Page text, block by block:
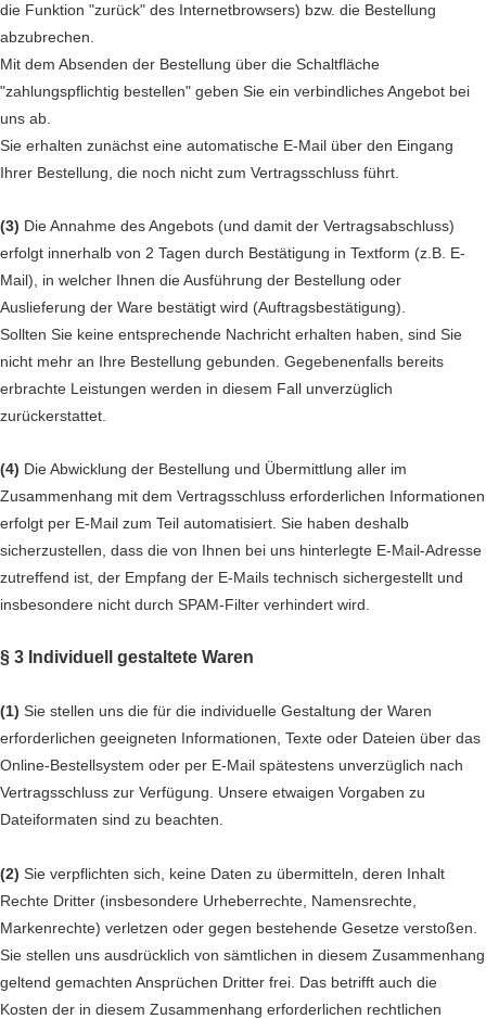
die Funktion "zurück" des Internetbrowsers) bzw. die Bestellung
abzubrechen.
Mit dem Absenden der Bestellung über die Schaltfläche
"zahlungspflichtig bestellen" geben Sie ein verbindliches Angebot bei
uns ab.
Sie erhalten zunächst eine automatische E-Mail über den Eingang
Ihrer Bestellung, die noch nicht zum Vertragsschluss führt.
(3) Die Annahme des Angebots (und damit der Vertragsabschluss)
erfolgt innerhalb von 2 Tagen durch Bestätigung in Textform (z.B. E-
Mail), in welcher Ihnen die Ausführung der Bestellung oder
Auslieferung der Ware bestätigt wird (Auftragsbestätigung).
Sollten Sie keine entsprechende Nachricht erhalten haben, sind Sie
nicht mehr an Ihre Bestellung gebunden. Gegebenenfalls bereits
erbrachte Leistungen werden in diesem Fall unverzüglich
zurückerstattet.
(4) Die Abwicklung der Bestellung und Übermittlung aller im
Zusammenhang mit dem Vertragsschluss erforderlichen Informationen
erfolgt per E-Mail zum Teil automatisiert. Sie haben deshalb
sicherzustellen, dass die von Ihnen bei uns hinterlegte E-Mail-Adresse
zutreffend ist, der Empfang der E-Mails technisch sichergestellt und
insbesondere nicht durch SPAM-Filter verhindert wird.
§ 3 Individuell gestaltete Waren
(1) Sie stellen uns die für die individuelle Gestaltung der Waren
erforderlichen geeigneten Informationen, Texte oder Dateien über das
Online-Bestellsystem oder per E-Mail spätestens unverzüglich nach
Vertragsschluss zur Verfügung. Unsere etwaigen Vorgaben zu
Dateiformaten sind zu beachten.
(2) Sie verpflichten sich, keine Daten zu übermitteln, deren Inhalt
Rechte Dritter (insbesondere Urheberrechte, Namensrechte,
Markenrechte) verletzen oder gegen bestehende Gesetze verstoßen.
Sie stellen uns ausdrücklich von sämtlichen in diesem Zusammenhang
geltend gemachten Ansprüchen Dritter frei. Das betrifft auch die
Kosten der in diesem Zusammenhang erforderlichen rechtlichen